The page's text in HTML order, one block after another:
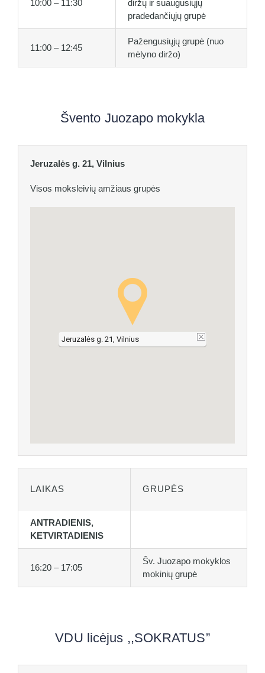
10:00 – 11:30
diržų ir suaugusiųjų
pradedančiųjų grupė
11:00 – 12:45
Pažengusiųjų grupė (nuo
mėlyno diržo)
Švento Juozapo mokykla
Jeruzalės g. 21, Vilnius
Visos moksleivių amžiaus grupės
Jeruzalės g. 21, Vilnius
LAIKAS GRUPĖS
ANTRADIENIS,
KETVIRTADIENIS
16:20 – 17:05
Šv. Juozapo mokyklos
mokinių grupė
VDU licėjus ,,SOKRATUS”